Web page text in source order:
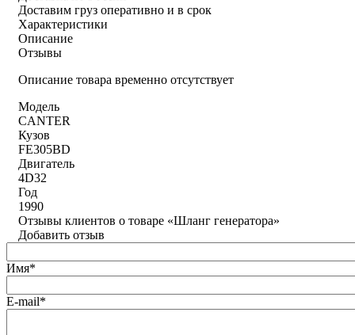
Доставим груз оперативно и в срок
Характеристики
Описание
Отзывы
Описание товара временно отсутствует
Модель
CANTER
Кузов
FE305BD
Двигатель
4D32
Год
1990
Отзывы клиентов о товаре «Шланг генератора»
Добавить отзыв
Имя*
E-mail*